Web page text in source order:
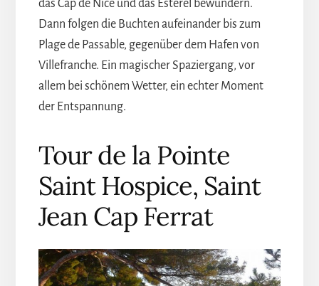
das Cap de Nice und das Esterel bewundern.
Dann folgen die Buchten aufeinander bis zum
Plage de Passable, gegenüber dem Hafen von
Villefranche. Ein magischer Spaziergang, vor
allem bei schönem Wetter, ein echter Moment
der Entspannung.
Tour de la Pointe
Saint Hospice, Saint
Jean Cap Ferrat